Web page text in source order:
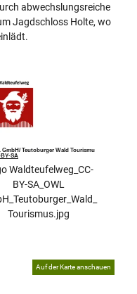
abwechslungsreiche
Jagdschloss Holte, wo
Teutoburger Wald Tourismu
SA
Waldteufelweg_CC-
BY-SA_OWL
Tourismus.jpg
Auf der Karte anschauen